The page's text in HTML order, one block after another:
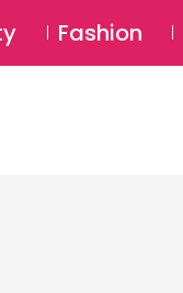
Login
Fashion